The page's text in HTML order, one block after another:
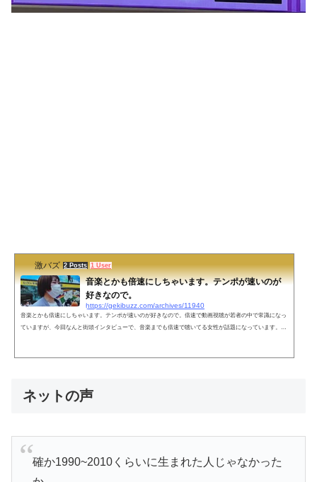
激バズ 2 Posts 1 User
音楽とかも倍速にしちゃいます。テンポが速いのが
好きなので。
https://gekibuzz.com/archives/11940
音楽とかも倍速にしちゃいます。テンポが速いのが好きなので。倍速で動画視聴が若者の中で常識になっ
ていますが、今回なんと街頭インタビューで、音楽までも倍速で聴いてる女性が話題になっています。音
ネットの声
確か1990~2010くらいに生まれた人じゃなかった